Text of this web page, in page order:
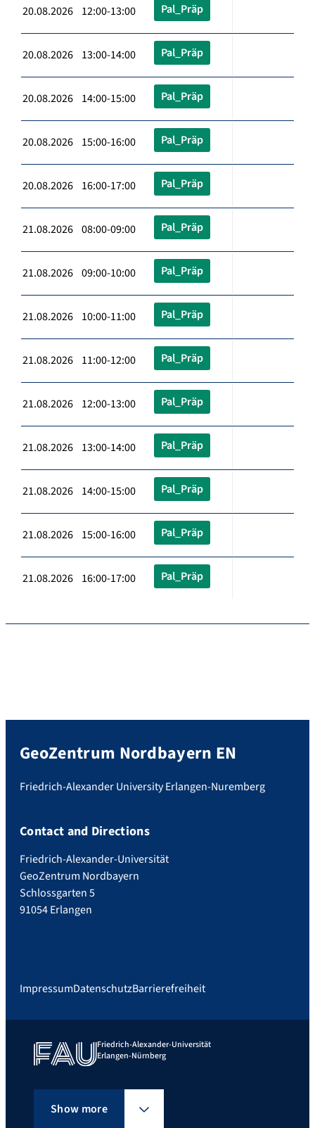
20.08.2026 12:00-13:00 Pal_Präp
20.08.2026 13:00-14:00 Pal_Präp
20.08.2026 14:00-15:00 Pal_Präp
20.08.2026 15:00-16:00 Pal_Präp
20.08.2026 16:00-17:00 Pal_Präp
21.08.2026 08:00-09:00 Pal_Präp
21.08.2026 09:00-10:00 Pal_Präp
21.08.2026 10:00-11:00 Pal_Präp
21.08.2026 11:00-12:00 Pal_Präp
21.08.2026 12:00-13:00 Pal_Präp
21.08.2026 13:00-14:00 Pal_Präp
21.08.2026 14:00-15:00 Pal_Präp
21.08.2026 15:00-16:00 Pal_Präp
21.08.2026 16:00-17:00 Pal_Präp
GeoZentrum Nordbayern EN
Friedrich-Alexander University Erlangen-Nuremberg
Contact and Directions
Friedrich-Alexander-Universität
GeoZentrum Nordbayern
Schlossgarten 5
91054 Erlangen
ImpressumDatenschutzBarrierefreiheit
Friedrich-Alexander-Universität
Erlangen-Nürnberg
Show more